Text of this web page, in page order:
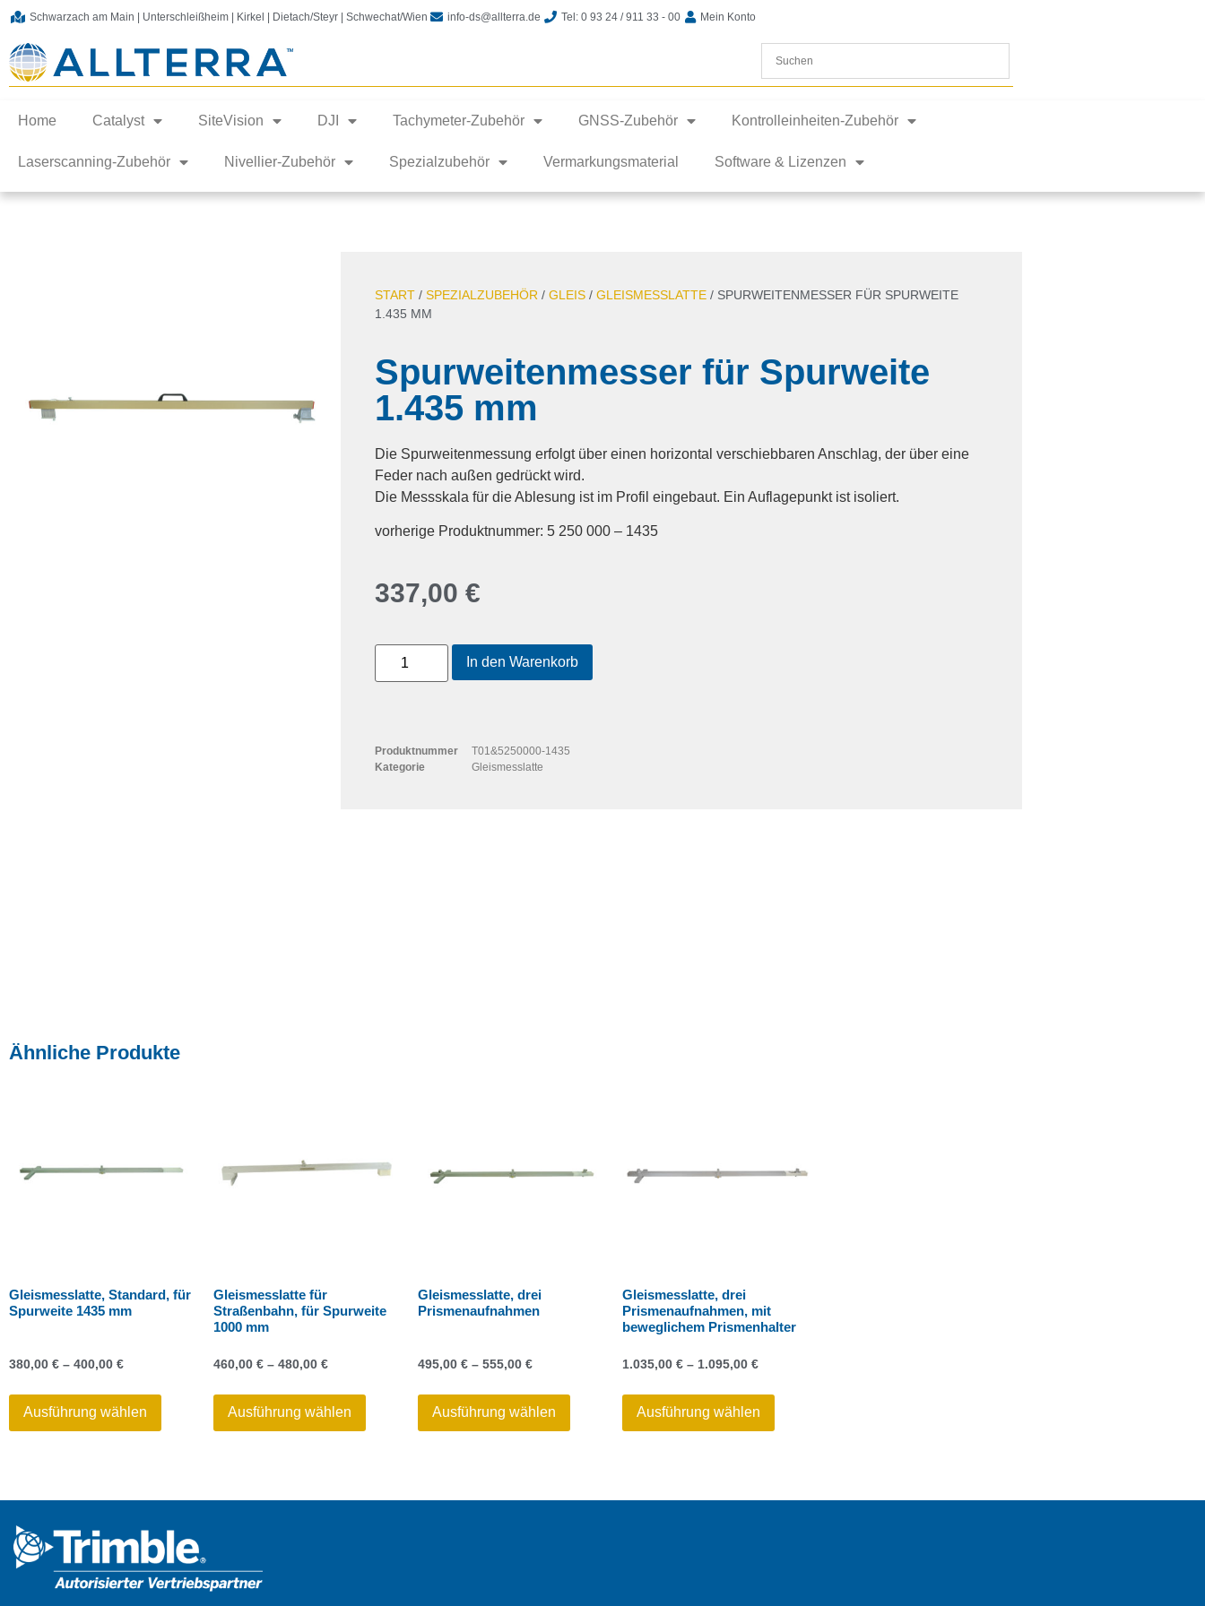
Schwarzach am Main | Unterschleißheim | Kirkel | Dietach/Steyr | Schwechat/Wien info-ds@allterra.de Tel: 0 93 24 / 911 33 - 00 Mein Konto
Home Catalyst SiteVision DJI Tachymeter-Zubehör GNSS-Zubehör Kontrolleinheiten-Zubehör
Laserscanning-Zubehör Nivellier-Zubehör Spezialzubehör Vermarkungsmaterial Software & Lizenzen
START/ SPEZIALZUBEHÖR / GLEIS/ GLEISMESSLATTE/ SPURWEITENMESSER FÜR SPURWEITE
1.435 MM
Spurweitenmesser für Spurweite
1.435 mm
Die Spurweitenmessung erfolgt über einen horizontal verschiebbaren Anschlag, der über eine
Feder nach außen gedrückt wird.
Die Messskala für die Ablesung ist im Profil eingebaut. Ein Auflagepunkt ist isoliert.
vorherige Produktnummer: 5 250 000 – 1435
337,00 €
In den Warenkorb
Produktnummer
T01&5250000-1435
Kategorie
Gleismesslatte
Ähnliche Produkte
Gleismesslatte, Standard, für
Spurweite 1435 mm
380,00 € – 400,00 €
Ausführung wählen
Gleismesslatte für
Straßenbahn, für Spurweite
1000 mm
460,00 € – 480,00 €
Ausführung wählen
Gleismesslatte, drei
Prismenaufnahmen
495,00 € – 555,00 €
Ausführung wählen
Gleismesslatte, drei
Prismenaufnahmen, mit
beweglichem Prismenhalter
1.035,00 € – 1.095,00 €
Ausführung wählen